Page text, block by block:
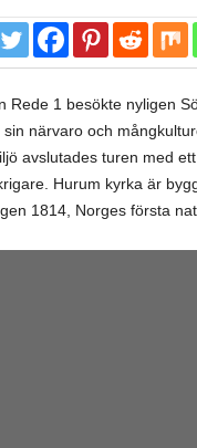
Rede 1 besökte nyligen
närvaro och
avslutades turen med
Hurum kyrka är
1814, Norges första